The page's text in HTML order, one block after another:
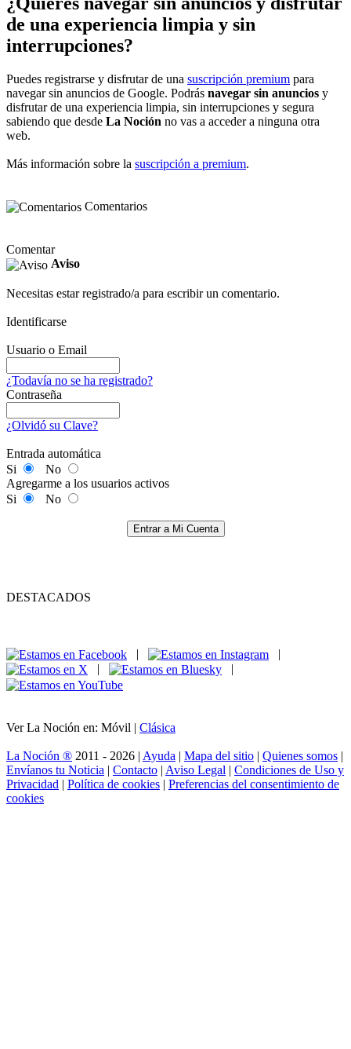
de una experiencia limpia y sin
interrupciones?
Puedes registrarse y disfrutar de una suscripción premium para
navegar sin anuncios de Google. Podrás navegar sin anuncios y
disfrutar de una experiencia limpia, sin interrupciones y segura
sabiendo que desde La Noción no vas a acceder a ninguna otra
web.
Más información sobre la suscripción a premium.
Comentarios
Comentar
Aviso
Necesitas estar registrado/a para escribir un comentario.
Identificarse
Usuario o Email
¿Todavía no se ha registrado?
Contraseña
¿Olvidó su Clave?
Entrada automática
Si
No
Agregarme a los usuarios activos
Si
No
Entrar a Mi Cuenta
DESTACADOS
|
|
|
|
Ver La Noción en: Móvil | Clásica
La Noción ® 2011 - 2026 | Ayuda | Mapa del sitio | Quienes somos |
Envíanos tu Noticia | Contacto | Aviso Legal | Condiciones de Uso y
Privacidad | Política de cookies | Preferencias del consentimiento de
cookies